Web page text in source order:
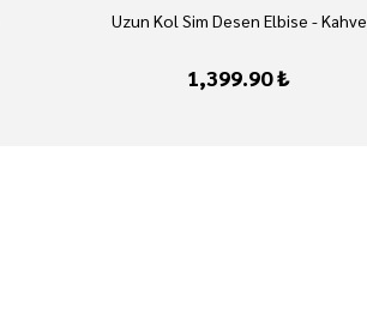
Uzun Kol Sim Desen Elbise - Kahve
1,399.90 ₺